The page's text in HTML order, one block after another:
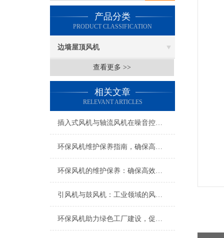
产品分类
PRODUCT CLASSIFICATION
边墙屋顶风机
查看更多 >>
相关文章
RELEVANT ARTICLES
插入式风机与轴流风机在噪音控制上有何差异？
环保风机维护保养指南，确保高效稳定运行
环保风机的维护保养：确保高效运行的关键
引风机与鼓风机：工业领域的风动双子星
环保风机助力绿色工厂建设，促进节能减排